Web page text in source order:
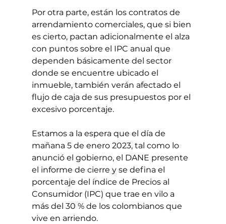
Por otra parte, están los contratos de
arrendamiento comerciales, que si bien
es cierto, pactan adicionalmente el alza
con puntos sobre el IPC anual que
dependen básicamente del sector
donde se encuentre ubicado el
inmueble, también verán afectado el
flujo de caja de sus presupuestos por el
excesivo porcentaje.
Estamos a la espera que el día de
mañana 5 de enero 2023, tal como lo
anunció el gobierno, el DANE presente
el informe de cierre y se defina el
porcentaje del índice de Precios al
Consumidor (IPC) que trae en vilo a
más del 30 % de los colombianos que
vive en arriendo.